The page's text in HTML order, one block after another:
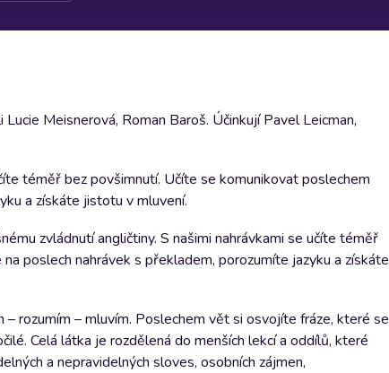
Meisnerová, Roman Baroš. Účinkují Pavel Leicman,
téměř bez povšimnutí. Učíte se komunikovat poslechem
a získáte jistotu v mluvení.
zvládnutí angličtiny. S našimi nahrávkami se učíte téměř
poslech nahrávek s překladem, porozumíte jazyku a získáte
– rozumím – mluvím. Poslechem vět si osvojíte fráze, které se
Celá látka je rozdělená do menších lekcí a oddílů, které
a nepravidelných sloves, osobních zájmen,